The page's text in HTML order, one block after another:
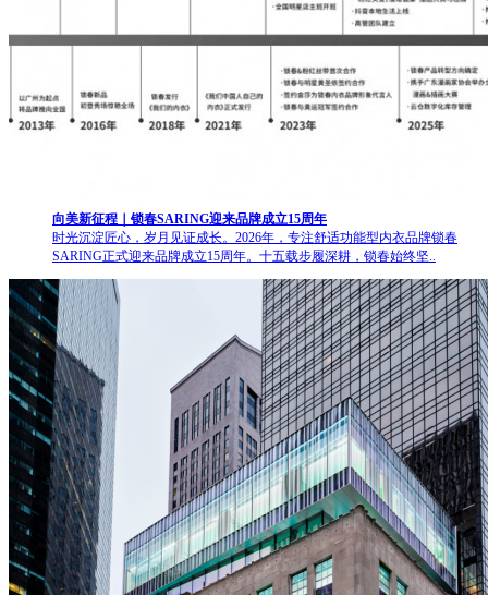
向美新征程｜锁春SARING迎来品牌成立15周年
时光沉淀匠心，岁月见证成长。2026年，专注舒适功能型内衣品牌锁春
SARING正式迎来品牌成立15周年。十五载步履深耕，锁春始终坚..